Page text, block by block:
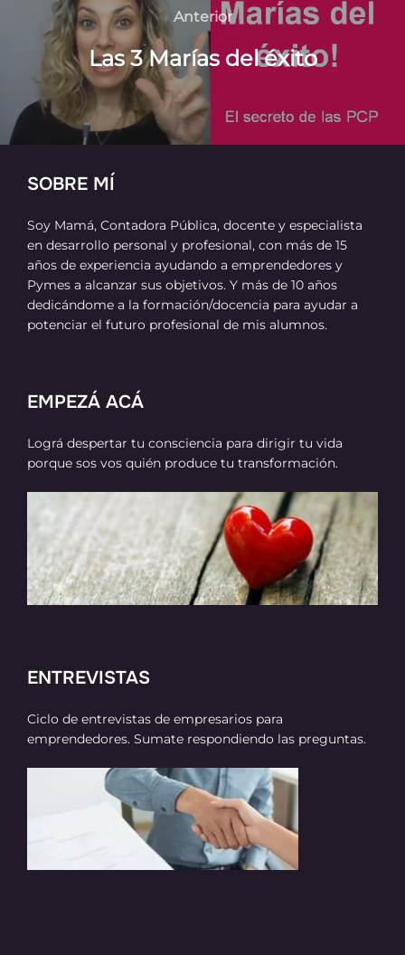
entradas
Anterior
Anterior
Las 3 Marías del éxito
SOBRE MÍ
Soy Mamá, Contadora Pública, docente y especialista
en desarrollo personal y profesional, con más de 15
años de experiencia ayudando a emprendedores y
Pymes a alcanzar sus objetivos. Y más de 10 años
dedicándome a la formación/docencia para ayudar a
potenciar el futuro profesional de mis alumnos.
EMPEZÁ ACÁ
Lográ despertar tu consciencia para dirigir tu vida
porque sos vos quién produce tu transformación.
ENTREVISTAS
Ciclo de entrevistas de empresarios para
emprendedores. Sumate respondiendo las preguntas.